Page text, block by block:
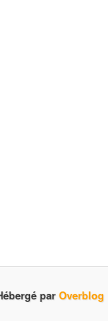
Hébergé par Overblog